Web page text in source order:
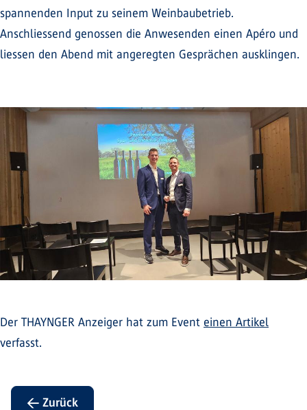
spannenden Input zu seinem Weinbaubetrieb.
Anschliessend genossen die Anwesenden einen Apéro und
liessen den Abend mit angeregten Gesprächen ausklingen.
Der THAYNGER Anzeiger hat zum Event einen Artikel
verfasst.
← Zurück